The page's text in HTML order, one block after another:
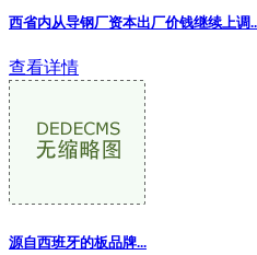
西省内从导钢厂资本出厂价钱继续上调
查看详情
源自西班牙的板品牌...